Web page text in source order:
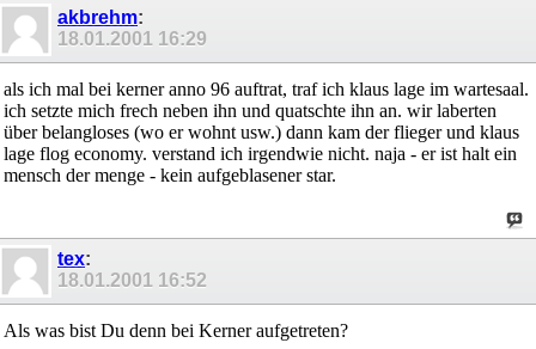
akbrehm:
18.01.2001 16:29
als ich mal bei kerner anno 96 auftrat, traf ich klaus lage im wartesaal.
ich setzte mich frech neben ihn und quatschte ihn an. wir laberten
über belangloses (wo er wohnt usw.) dann kam der flieger und klaus
lage flog economy. verstand ich irgendwie nicht. naja - er ist halt ein
mensch der menge - kein aufgeblasener star.
tex:
18.01.2001 16:52
Als was bist Du denn bei Kerner aufgetreten?